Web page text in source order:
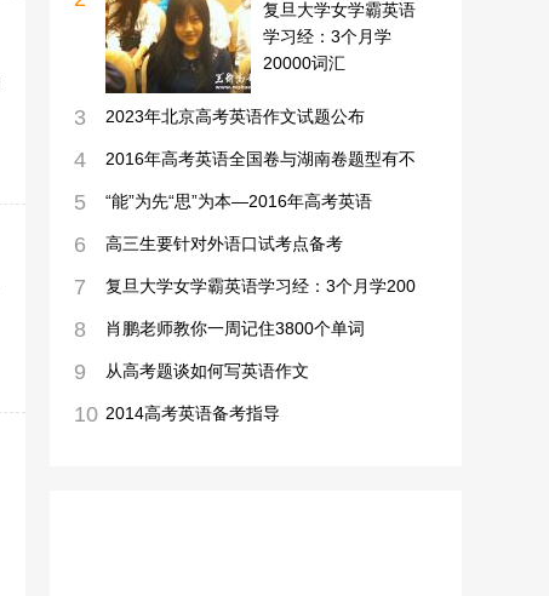
复旦大学女学霸英语
学习经：3个月学
20000词汇
3 2023年北京高考英语作文试题公布
4 2016年高考英语全国卷与湖南卷题型有不
5 “能”为先“思”为本—2016年高考英语
6 高三生要针对外语口试考点备考
7 复旦大学女学霸英语学习经：3个月学200
8 肖鹏老师教你一周记住3800个单词
9 从高考题谈如何写英语作文
10 2014高考英语备考指导